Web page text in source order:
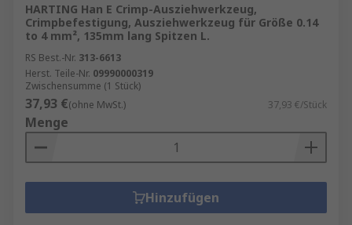
HARTING Han E Crimp-Ausziehwerkzeug,
Crimpbefestigung, Ausziehwerkzeug für Größe 0.14
to 4 mm², 135mm lang Spitzen L.
RS Best.-Nr. 313-6613
Herst. Teile-Nr. 09990000319
Zwischensumme (1 Stück)
37,93 €(ohne MwSt.) 37,93 €/Stück
Menge
Hinzufügen